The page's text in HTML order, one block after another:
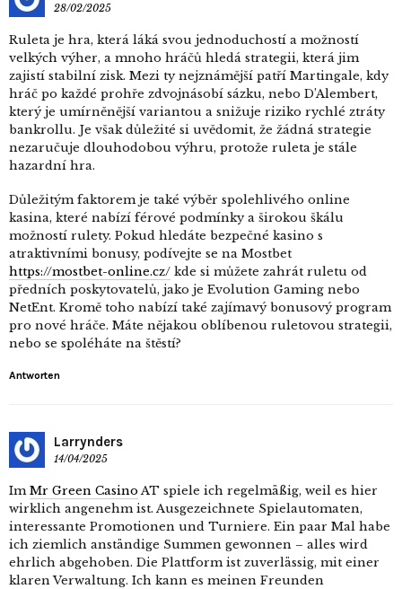
28/02/2025
Ruleta je hra, která láká svou jednoduchostí a možností
velkých výher, a mnoho hráčů hledá strategii, která jim
zajistí stabilní zisk. Mezi ty nejznámější patří Martingale, kdy
hráč po každé prohře zdvojnásobí sázku, nebo D’Alembert,
který je umírněnější variantou a snižuje riziko rychlé ztráty
bankrollu. Je však důležité si uvědomit, že žádná strategie
nezaručuje dlouhodobou výhru, protože ruleta je stále
hazardní hra.
Důležitým faktorem je také výběr spolehlivého online
kasina, které nabízí férové podmínky a širokou škálu
možností rulety. Pokud hledáte bezpečné kasino s
atraktivními bonusy, podívejte se na Mostbet
https://mostbet-online.cz/ kde si můžete zahrát ruletu od
předních poskytovatelů, jako je Evolution Gaming nebo
NetEnt. Kromě toho nabízí také zajímavý bonusový program
pro nové hráče. Máte nějakou oblíbenou ruletovou strategii,
nebo se spoléháte na štěstí?
Antworten
Larrynders
14/04/2025
ImMr Green CasinoAT spiele ich regelmäßig, weil es hier
wirklich angenehm ist. Ausgezeichnete Spielautomaten,
interessante Promotionen und Turniere. Ein paar Mal habe
ich ziemlich anständige Summen gewonnen – alles wird
ehrlich abgehoben. Die Plattform ist zuverlässig, mit einer
klaren Verwaltung. Ich kann es meinen Freunden